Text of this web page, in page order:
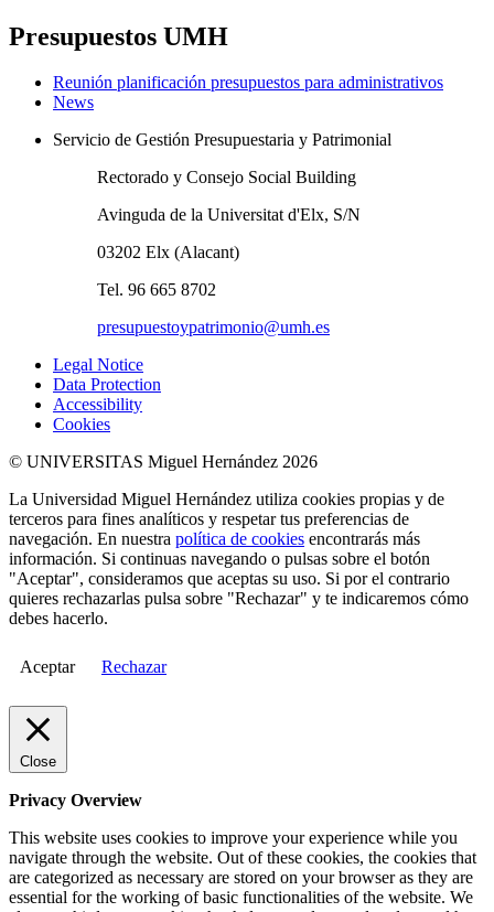
Presupuestos UMH
Reunión planificación presupuestos para administrativos
News
Servicio de Gestión Presupuestaria y Patrimonial
Rectorado y Consejo Social Building
Avinguda de la Universitat d'Elx, S/N
03202 Elx (Alacant)
Tel. 96 665 8702
presupuestoypatrimonio@umh.es
Legal Notice
Data Protection
Accessibility
Cookies
© UNIVERSITAS Miguel Hernández 2026
La Universidad Miguel Hernández utiliza cookies propias y de
terceros para fines analíticos y respetar tus preferencias de
navegación. En nuestra política de cookies encontrarás más
información. Si continuas navegando o pulsas sobre el botón
"Aceptar", consideramos que aceptas su uso. Si por el contrario
quieres rechazarlas pulsa sobre "Rechazar" y te indicaremos cómo
debes hacerlo.
Aceptar Rechazar
Close
Privacy Overview
This website uses cookies to improve your experience while you
navigate through the website. Out of these cookies, the cookies that
are categorized as necessary are stored on your browser as they are
essential for the working of basic functionalities of the website. We